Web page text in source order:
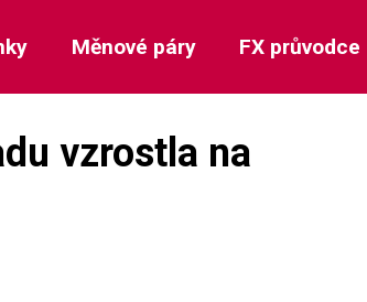
Měnové páry FX průvodce
vzrostla na